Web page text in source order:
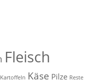
Fleisch
Kartoffeln Käse Pilze Reste